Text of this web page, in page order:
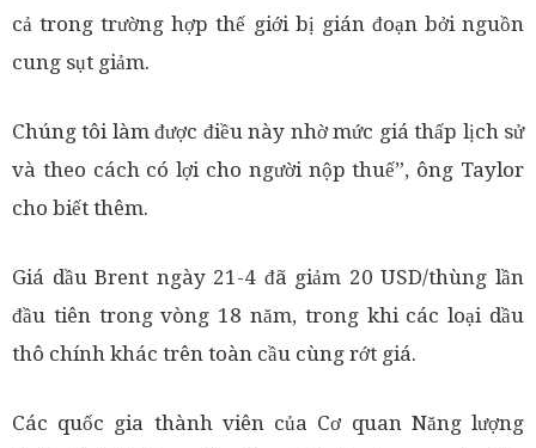
cả trong trường hợp thế giới bị gián đoạn bởi nguồn
cung sụt giảm.
Chúng tôi làm được điều này nhờ mức giá thấp lịch sử
và theo cách có lợi cho người nộp thuế”, ông Taylor
cho biết thêm.
Giá dầu Brent ngày 21-4 đã giảm 20 USD/thùng lần
đầu tiên trong vòng 18 năm, trong khi các loại dầu
thô chính khác trên toàn cầu cùng rớt giá.
Các quốc gia thành viên của Cơ quan Năng lượng